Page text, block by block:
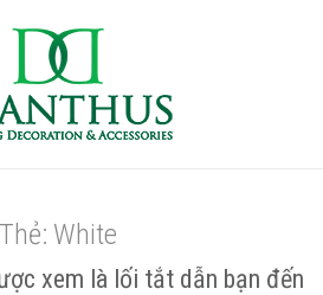
Thẻ: White
xem là lối tắt dẫn bạn đến